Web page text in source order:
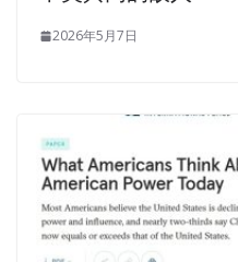
2026年5月7日